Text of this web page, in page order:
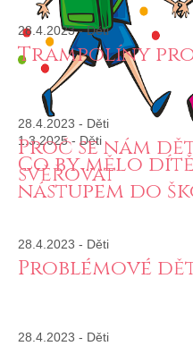
1.3.2025- Děti
Co by mělo
nástupem do
28.4.2023-Děti
Trampolíny
28.4.2023 - Děti
Proč se nám
svěřovat
28.4.2023 - Děti
Problémové
28.4.2023 - Děti